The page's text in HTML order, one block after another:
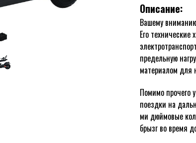
Описание:
Вашему
Его
предельную
материалом для
Помимо прочего
поездки на
ми дюймовые
брызг во время